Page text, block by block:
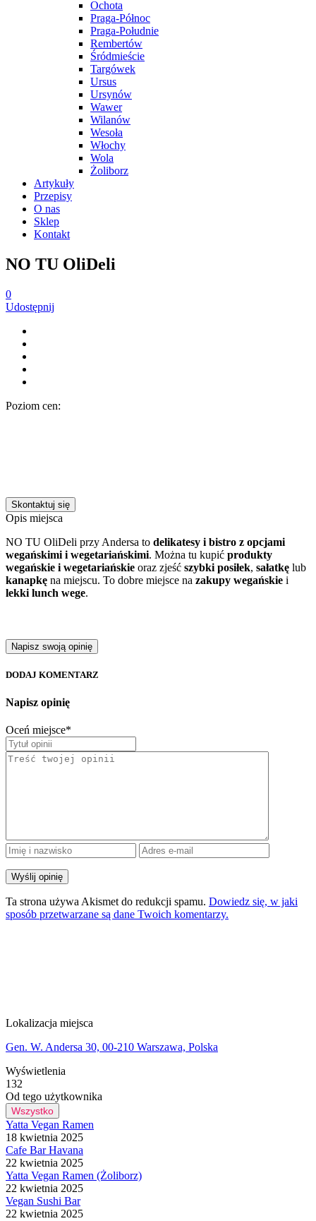
Ochota
Praga-Północ
Praga-Południe
Rembertów
Śródmieście
Targówek
Ursus
Ursynów
Wawer
Wilanów
Wesoła
Włochy
Wola
Żoliborz
Artykuły
Przepisy
O nas
Sklep
Kontakt
NO TU OliDeli
0
Udostępnij
Poziom cen:
Skontaktuj się
Opis miejsca
NO TU OliDeli przy Andersa to delikatesy i bistro z opcjami
wegańskimi i wegetariańskimi. Można tu kupić produkty
wegańskie i wegetariańskie oraz zjeść szybki posiłek, sałatkę lub
kanapkę na miejscu. To dobre miejsce na zakupy wegańskie i
lekki lunch wege.
Napisz swoją opinię
DODAJ KOMENTARZ
Napisz opinię
Oceń miejsce*
Ta strona używa Akismet do redukcji spamu. Dowiedz się, w jaki
sposób przetwarzane są dane Twoich komentarzy.
Lokalizacja miejsca
Gen. W. Andersa 30, 00-210 Warszawa, Polska
Wyświetlenia
132
Od tego użytkownika
Wszystko
Yatta Vegan Ramen
18 kwietnia 2025
Cafe Bar Havana
22 kwietnia 2025
Yatta Vegan Ramen (Żoliborz)
22 kwietnia 2025
Vegan Sushi Bar
22 kwietnia 2025